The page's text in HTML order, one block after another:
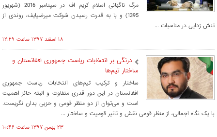
مرگ ناگهانی اسلام کریم اف در سپتامبر 2016 (شهریور
1395) و با به قدرت رسیدن شوکت میرضیایف، روندی از
تنش زدایی در مناسبات ...
۱۸ اسفند ۱۳۹۷ ساعت ۱۲:۲۹
درنگی بر انتخابات ریاست جمهوری افغانستان و
ساختار تیم‌ها
ساختار و ترکیب تیم‌های انتخابات ریاست جمهوری
افغانستان در این دور قدری متفاوت و البته حائز اهمیت
است و می‌توان از دو منظر قومی و حزبی بدان نگریست.
با یک نگاه اجمالی، از منظر قومی نقش و تاثیر قومیت و ساختار ...
۲۳ بهمن ۱۳۹۷ ساعت ۱۰:۴۶